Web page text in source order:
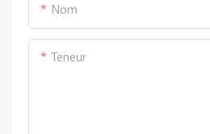
Nom
Teneur